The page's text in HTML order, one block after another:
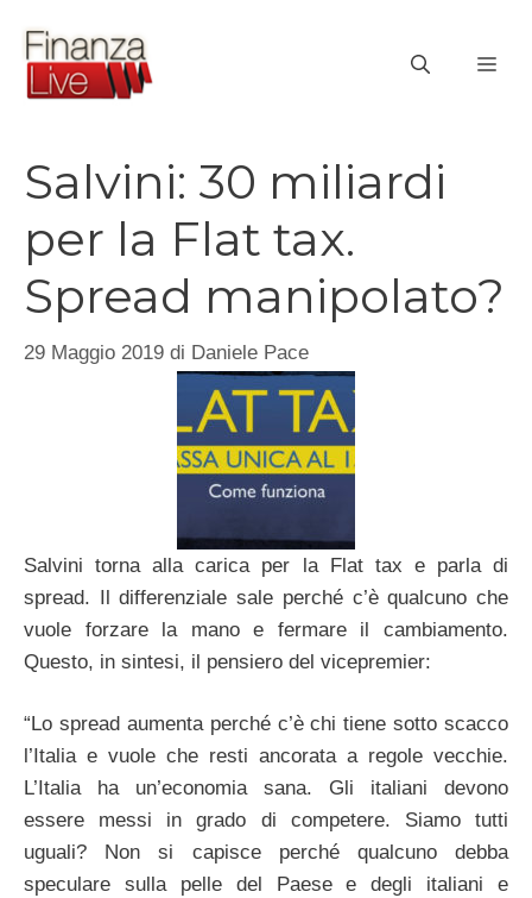
contenuto
Salvini: 30 miliardi
per la Flat tax.
Spread manipolato?
29 Maggio 2019 di Daniele Pace
Salvini torna alla carica per la Flat tax e parla di
spread. Il differenziale sale perché c’è qualcuno che
vuole forzare la mano e fermare il cambiamento.
Questo, in sintesi, il pensiero del vicepremier:
“Lo spread aumenta perché c’è chi tiene sotto scacco
l’Italia e vuole che resti ancorata a regole vecchie.
L’Italia ha un’economia sana. Gli italiani devono
essere messi in grado di competere. Siamo tutti
uguali? Non si capisce perché qualcuno debba
speculare sulla pelle del Paese e degli italiani e